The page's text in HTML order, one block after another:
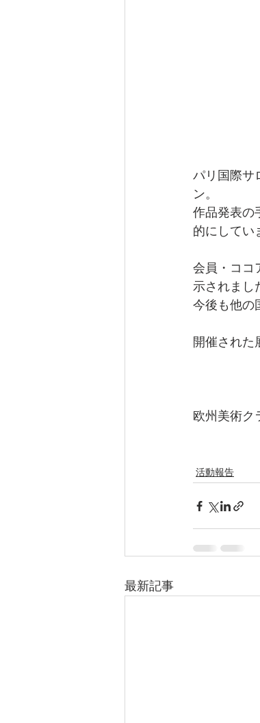
パリ国際サ
ン。
作品発表の
的にしてい
会員・ココ
示されまし
今後も他の
開催された
欧州美術ク
活動報告
最新記事